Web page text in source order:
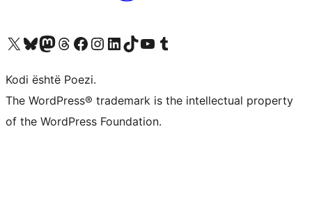
Vizitoni llogarinë tonë X (ish Twitter)
Vizitoni llogarinë tonë Bluesky
Vizitoni llogarinë tonë Mastodon
Vizitoni llogarinë tonë Threads
Vizitoni faqen tonë në Facebook
Vizitoni llogarinë tonë Instagram
Vizitoni llogarinë tonë LinkedIn
Vizitoni llogarinë tonë TikTok
Vizitoni kanalin tonë YouTube
Vizitoni llogarinë tonë Tumblr
Kodi është Poezi.
The WordPress® trademark is the intellectual property
of the WordPress Foundation.